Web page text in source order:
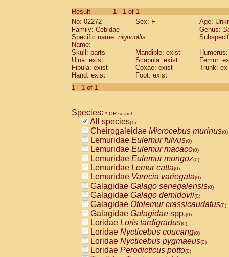
CebidaeSaguinus labiatus(0)
Cebidae Saguinus leucopus (0)
Cebidae
CebidaeSaguinus mystax
Cebidae Saguinus nigricollis (1)
Cebidae Saguinus oedipus
Cebidae Saguinus weddelli
Cebidae Saguinusspp.
Cebidae
CebidaeCebus capucinus
CebidaeCebus nigrivittatus
CebidaeCebus spp.(0)
CebidaeSaimiri boliviensis(0)
CebidaeSaimiri sciureus(0)
AtelidaeAlouatta caraya(0)
AtelidaeAlouatta fusca(0)
AtelidaeAlouatta seniculus(0)
AtelidaeAlouattaspp.(0)
AtelidaeAteles belzebuth(0)
AtelidaeAteles geoffroyi(0)
AtelidaeAteles paniscus(0)
AtelidaeAtelesspp.(0)
AtelidaeLagothrix lagothricha(0)
AtelidaeLagothrix lagothricha cana
PitheciidaeCacajao calvus
Result-----------1 - 1 of 1
No: 02272
Sex: F
Age:
Family: Cebidae
Genus:
Specific name: nigricollis
Name:
Skull: parts
Mandible: exist
Ulna: exist
Scapula: exist
Femur:
Fibula: exist
Coxae: exist
Trunk:
Hand: exist
Foot: exist
1 - 1 of 1
Species: * OR search
All species(1)
Cheirogaleidae Microcebus murinus(0)
Lemuridae Eulemur fulvus(0)
Lemuridae Eulemur macaco(0)
Lemuridae Eulemur mongoz(0)
Lemuridae Lemur catta(0)
Lemuridae Varecia variegata(0)
Galagidae Galago senegalensis(0)
Galagidae Galago demidovii(0)
Galagidae Otolemur crassicaudatus(0)
Galagidae Galagidae spp.(0)
Loridae Loris tardigradus(0)
Loridae Nycticebus coucang(0)
Loridae Nycticebus pygmaeus(0)
Loridae Perodicticus potto(0)